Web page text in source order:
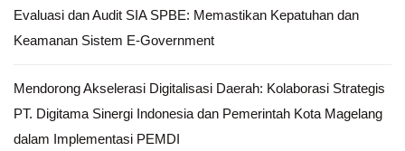
Evaluasi dan Audit SIA SPBE: Memastikan Kepatuhan dan
Keamanan Sistem E-Government
Mendorong Akselerasi Digitalisasi Daerah: Kolaborasi Strategis
PT. Digitama Sinergi Indonesia dan Pemerintah Kota Magelang
dalam Implementasi PEMDI